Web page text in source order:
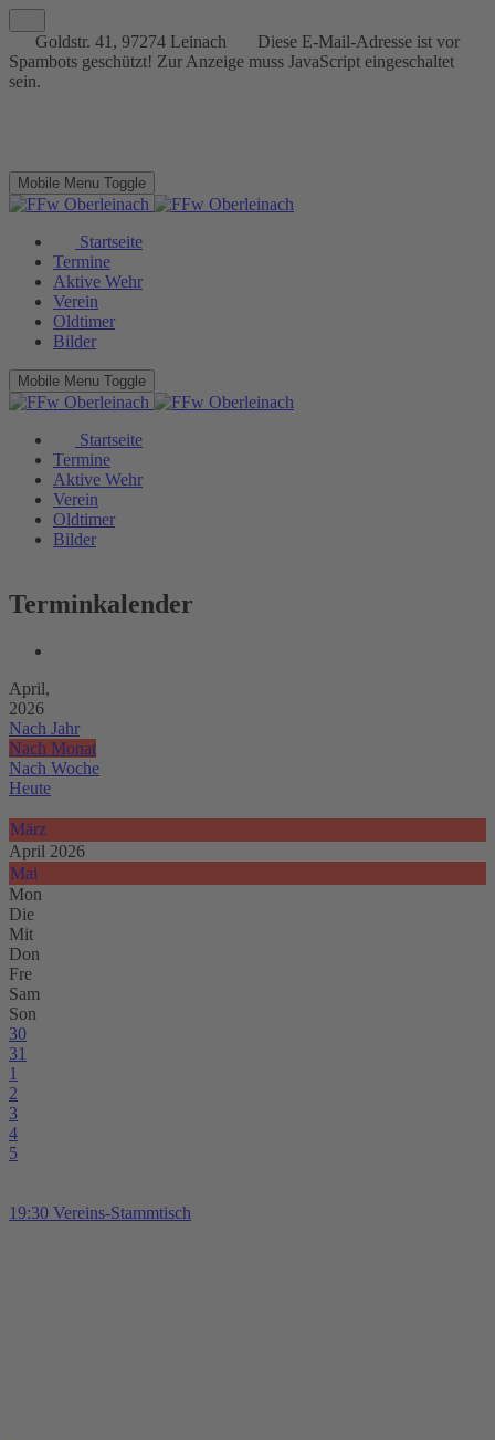
Goldstr. 41, 97274 Leinach
Diese E-Mail-Adresse ist vor
Spambots geschützt! Zur Anzeige muss JavaScript eingeschaltet
sein.
Mobile Menu Toggle
Startseite
Termine
Aktive Wehr
Verein
Oldtimer
Bilder
Mobile Menu Toggle
Startseite
Termine
Aktive Wehr
Verein
Oldtimer
Bilder
Terminkalender
April,
2026
Nach Jahr
Nach Monat
Nach Woche
Heute
März
April 2026
Mai
Mon
Die
Mit
Don
Fre
Sam
Son
30
31
1
2
3
4
5
19:30 Vereins-Stammtisch